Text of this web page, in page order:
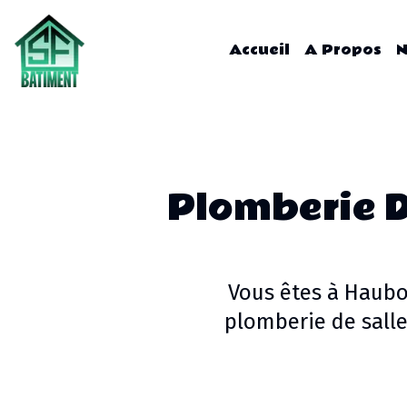
Accueil A Propos
Plomberie
Vous êtes à
plomberie de